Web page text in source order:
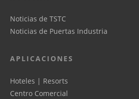
Noticias de TSTC
Noticias de Puertas Industria
APLICACIONES
Hoteles | Resorts
Centro Comercial